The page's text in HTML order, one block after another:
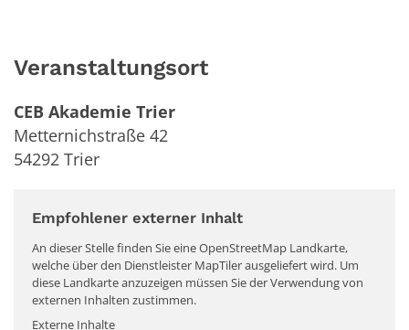
Veranstaltungsort
CEB Akademie Trier
Metternichstraße 42
54292 Trier
Empfohlener externer Inhalt
An dieser Stelle finden Sie eine OpenStreetMap Landkarte,
welche über den Dienstleister MapTiler ausgeliefert wird. Um
diese Landkarte anzuzeigen müssen Sie der Verwendung von
externen Inhalten zustimmen.
Externe Inhalte